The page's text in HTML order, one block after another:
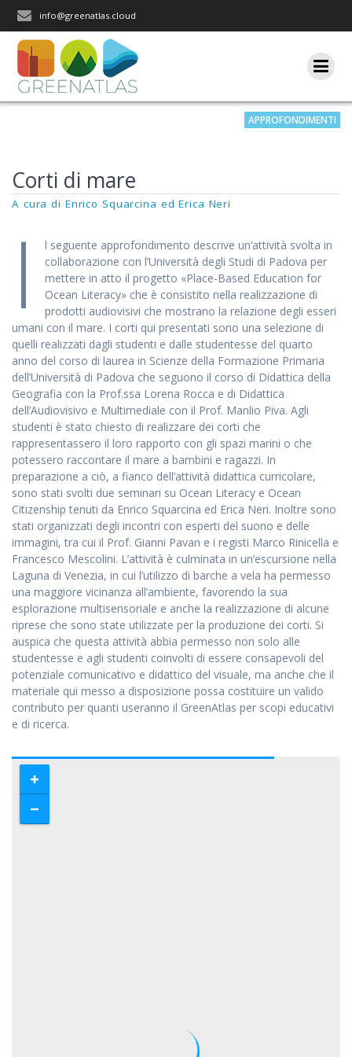
Iscriviti alla nostra newsletter
Rimani aggiornato sulle nostre iniziative e l'andamento del
nostro progetto di ricerca.
Accetto che i miei dati personali vengano registrati da questa
applicazione secondo la vostra normativa sulla privacy
info@greenatlas.cloud
APPROFONDIMENTI
Corti di mare
A cura di Enrico Squarcina ed Erica Neri
I
l seguente approfondimento descrive un’attività svolta in
collaborazione con l’Università degli Studi di Padova per
mettere in atto il progetto «Place-Based Education for
Ocean Literacy» che è consistito nella realizzazione di
prodotti audiovisivi che mostrano la relazione degli esseri
umani con il mare. I corti qui presentati sono una selezione di
quelli realizzati dagli studenti e dalle studentesse del quarto
anno del corso di laurea in Scienze della Formazione Primaria
dell’Università di Padova che seguono il corso di Didattica della
Geografia con la Prof.ssa Lorena Rocca e di Didattica
dell’Audiovisivo e Multimediale con il Prof. Manlio Piva. Agli
studenti è stato chiesto di realizzare dei corti che
rappresentassero il loro rapporto con gli spazi marini o che
potessero raccontare il mare a bambini e ragazzi. In
preparazione a ciò, a fianco dell’attività didattica curricolare,
sono stati svolti due seminari su Ocean Literacy e Ocean
Citizenship tenuti da Enrico Squarcina ed Erica Neri. Inoltre sono
stati organizzati degli incontri con esperti del suono e delle
immagini, tra cui il Prof. Gianni Pavan e i registi Marco Rinicella e
Francesco Mescolini. L’attività è culminata in un’escursione nella
Laguna di Venezia, in cui l’utilizzo di barche a vela ha permesso
una maggiore vicinanza all’ambiente, favorendo la sua
esplorazione multisensoriale e anche la realizzazione di alcune
riprese che sono state utilizzate per la produzione dei corti. Si
auspica che questa attività abbia permesso non solo alle
studentesse e agli studenti coinvolti di essere consapevoli del
potenziale comunicativo e didattico del visuale, ma anche che il
materiale qui messo a disposizione possa costituire un valido
contributo per quanti useranno il GreenAtlas per scopi educativi
e di ricerca.